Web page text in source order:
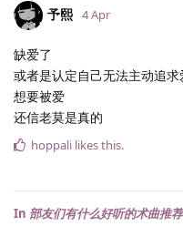
予熙 4 Apr
缺爱了
或者是认定自己无法主动追求
想要被爱
还信老莫是真的
hoppali likes this.
In 部友们有什么好听的术曲推